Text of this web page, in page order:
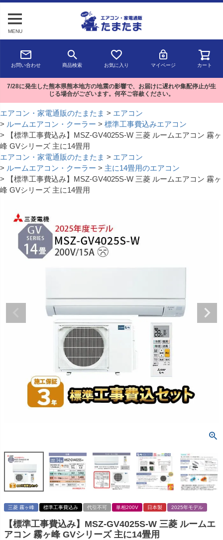
MENU
お問い合わせ 商品検索 お気に入り マイページ カート
7/28に発生した熊本県熊本地方の地震の影響で、お届けに遅れや集配停止が生
じる場合がございます。何卒ご容赦ください。
エアコン・家電通販のたまたま
エアコン
ルームエアコン・クーラー
標準工事費込みエアコン
【標準工事費込み】MSZ-GV4025S-W 三菱 ルームエアコン 霧ヶ
峰 GVシリーズ 主に14畳用
エアコン・家電通販のたまたま
エアコン
ルームエアコン・クーラー
主に14畳用のエアコン
【標準工事費込み】MSZ-GV4025S-W 三菱 ルームエアコン 霧ヶ
峰 GVシリーズ 主に14畳用
三菱 霧ヶ峰 標準工事費込み 代引不可 単相200V 日本製 2025年モデル
【標準工事費込み】MSZ-GV4025S-W 三菱 ルームエ
アコン 霧ヶ峰 GVシリーズ 主に14畳用